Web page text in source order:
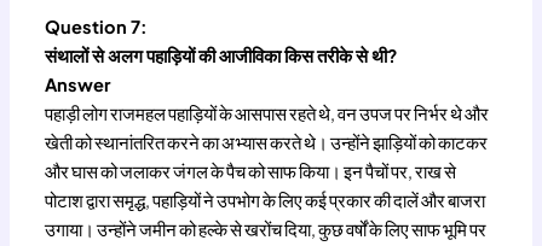
Question 7:
संथालों से अलग पहाड़ियों की आजीविका किस तरीके से थी?
Answer
पहाड़ी लोग राजमहल पहाड़ियों के आसपास रहते थे, वन उपज पर निर्भर थे और
खेती को स्थानांतरित करने का अभ्यास करते थे। उन्होंने झाड़ियों को काटकर
और घास को जलाकर जंगल के पैच को साफ किया। इन पैचों पर, राख से
पोटाश द्वारा समृद्ध, पहाड़ियों ने उपभोग के लिए कई प्रकार की दालें और बाजरा
उगाया। उन्होंने जमीन को हल्के से खरोंच दिया, कुछ वर्षों के लिए साफ भूमि पर